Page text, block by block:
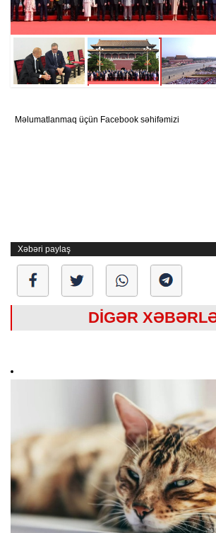
Məlumatlanmaq üçün Facebook səhifəmizi
Xəbəri paylaş
DİGƏR